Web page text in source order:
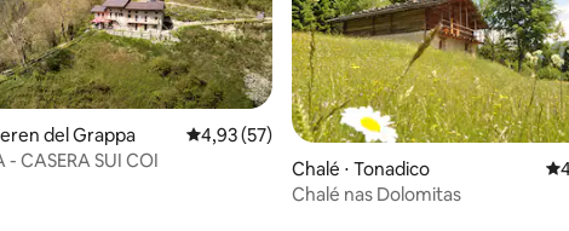
média de 5, 6 avaliações
del Grappa 4,93 de uma avaliação média de 5, 57
4,93 (57)
CASERA SUI COI
Chalé ⋅ Tonadico
Chalé nas Dolomitas